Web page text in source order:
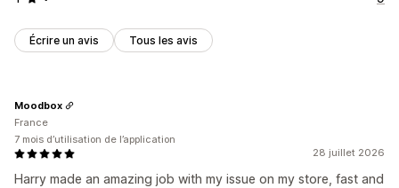
Écrire un avis Tous les avis
28 juillet 2026
Harry made an amazing job with my issue on my store, fast and
Moodbox
France
7 mois d’utilisation de l’application